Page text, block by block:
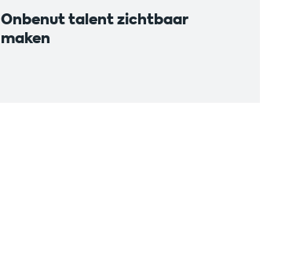
Onbenut talent zichtbaar
maken